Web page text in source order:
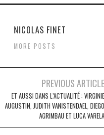
NICOLAS FINET
MORE POSTS
PREVIOUS ARTICLE
ET AUSSI DANS L’ACTUALITÉ : VIRGINIE
AUGUSTIN, JUDITH VANISTENDAEL, DIEGO
AGRIMBAU ET LUCA VARELA